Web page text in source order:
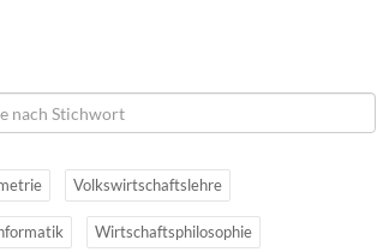
Volkswirtschaftslehre
Wirtschaftsphilosophie